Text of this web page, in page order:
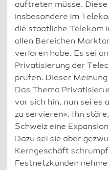
auftreten müsse. Diese
insbesondere im
die staatliche Telekom
allen Bereichen
verloren habe. Es sei
Privatisierung der
prüfen. Dieser
Das Thema
vor sich hin, nun sei es
zu servieren». Ihn
Schweiz eine
Dazu sei sie aber
Kerngeschäft
Festnetzkunden